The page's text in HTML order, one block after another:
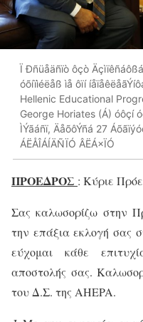
Ï Ðñüåäñïò ôçò
óõíïìéëåß ìå ôïí
Hellenic Educational
George Horiates (Á) óôçí
ÌÝãáñï, ÄåõôÝñá 27
ÁËÅÎÁÍÄÑÏÓ ÂËÁ×ÏÓ
ΠΡΟΕΔΡΟΣ : Κύριε
Σας καλωσορίζω στην
την επάξια εκλογή σας
εύχομαι κάθε
αποστολής σας.
του Δ.Σ. της AHEPA.